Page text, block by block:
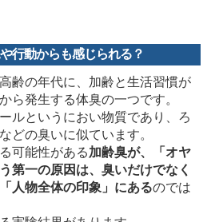
行動からも感じられる？
齢の年代に、加齢と生活習慣が
ら発生する体臭の一つです。
ルというにおい物質であり、ろ
どの臭いに似ています。
可能性がある加齢臭が、「オヤ
第一の原因は、臭いだけでなく
人物全体の印象」にあるのでは